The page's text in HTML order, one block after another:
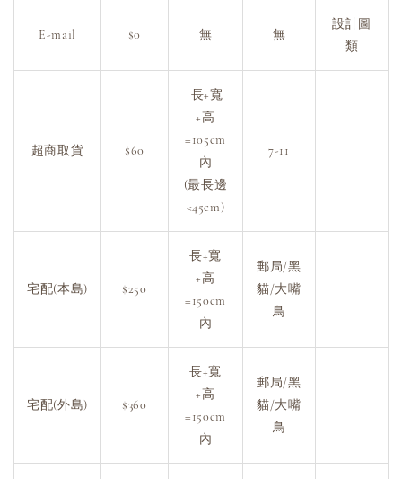
E-mail $0 無 無
設計圖
類
超商取貨 $60
長+寬
+高
=105cm
內
(最長邊
<45cm)
7-11
宅配(本島) $250
長+寬
+高
=150cm
內
郵局/黑
貓/大嘴
鳥
宅配(外島) $360
長+寬
+高
=150cm
內
郵局/黑
貓/大嘴
鳥